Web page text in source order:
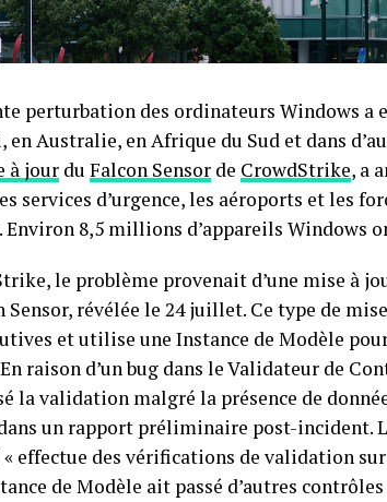
perturbation ⁤des ordinateurs Windows a
en Australie, en Afrique du Sud et dans
à jour du Falcon Sensor de⁢ CrowdStrike,⁤ a
⁤services d’urgence, les aéroports et les
Environ 8,5 millions ⁣d’appareils Windows
le⁤ problème provenait d’une mise à
Sensor, révélée le 24 juillet. Ce type de
et utilise une Instance de Modèle
raison d’un‌ bug dans le Validateur de
la validation malgré la présence⁣ de
⁢un rapport préliminaire post-incident.
« effectue des vérifications de validation
de Modèle ait passé d’autres